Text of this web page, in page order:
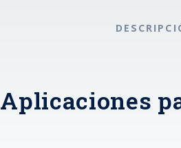
Aplicaciones